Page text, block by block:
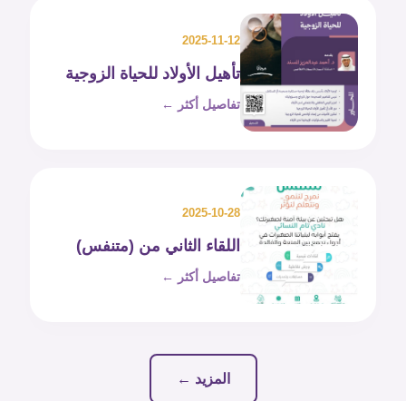
2025-11-12
تأهيل الأولاد للحياة الزوجية
تفاصيل أكثر ←
2025-10-28
اللقاء الثاني من (متنفس)
تفاصيل أكثر ←
المزيد ←